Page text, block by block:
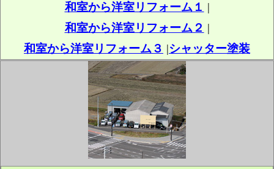
和室から洋室リフォーム１ |
和室から洋室リフォーム２ |
和室から洋室リフォーム３ |シャッター塗装